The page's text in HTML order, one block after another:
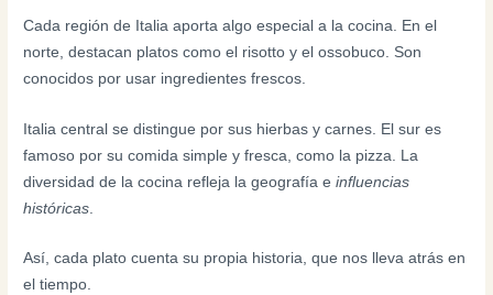
Cada región de Italia aporta algo especial a la cocina. En el
norte, destacan platos como el risotto y el ossobuco. Son
conocidos por usar ingredientes frescos.
Italia central se distingue por sus hierbas y carnes. El sur es
famoso por su comida simple y fresca, como la pizza. La
diversidad de la cocina refleja la geografía einfluencias
históricas
Así, cada plato cuenta su propia historia, que nos lleva atrás en
el tiempo.